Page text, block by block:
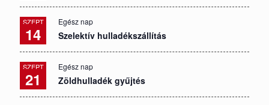
SZEPT
14
Egész nap
Szelektív hulladékszállítás
SZEPT
21
Egész nap
Zöldhulladék gyűjtés